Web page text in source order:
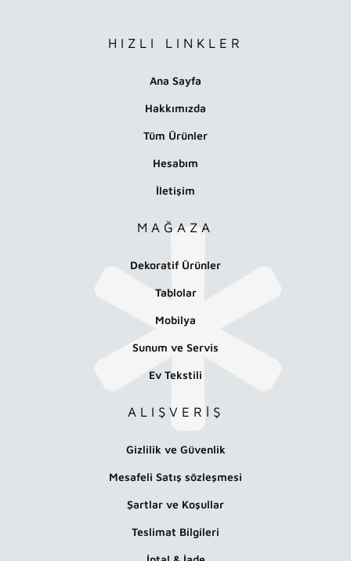
HIZLI LINKLER
Ana Sayfa
Hakkımızda
Tüm Ürünler
Hesabım
İletişim
MAĞAZA
Dekoratif Ürünler
Tablolar
Mobilya
Sunum ve Servis
Ev Tekstili
ALIŞVERİŞ
Gizlilik ve Güvenlik
Mesafeli Satış sözleşmesi
Şartlar ve Koşullar
Teslimat Bilgileri